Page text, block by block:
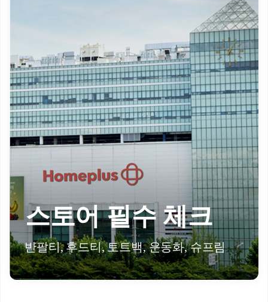
스토어 필수 체크
반팔티, 후드티, 토트백, 운동화, 슈프림